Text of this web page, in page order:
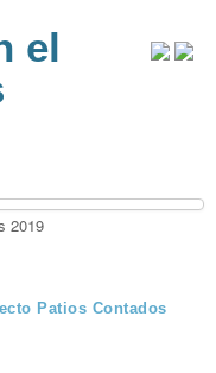
el
2019
Patios Contados